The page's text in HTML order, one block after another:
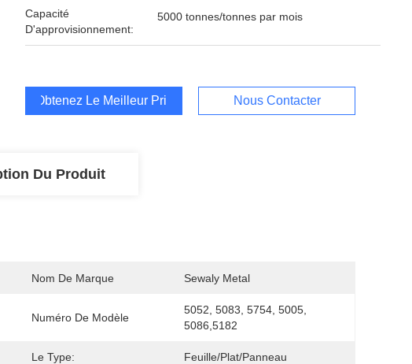
Capacité
D'approvisionnement:
5000 tonnes/tonnes par mois
Obtenez Le Meilleur Prix Nous Contacter
Du Produit
Nom De Marque Sewaly Metal
Numéro De Modèle
5052, 5083, 5754, 5005,
5086,5182
Le Type: Feuille/plat/panneau